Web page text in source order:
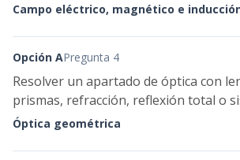
Campo eléctrico, magnético e
Opción APregunta 4
Resolver un apartado de óptica con
prismas, refracción, reflexión total o
Óptica geométrica